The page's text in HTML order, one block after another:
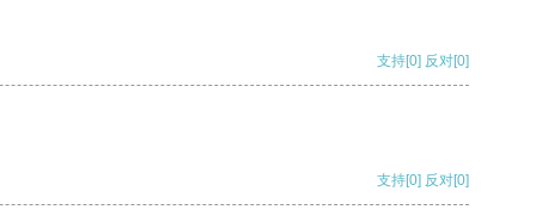
支持[0] 反对[0]
支持[0] 反对[0]